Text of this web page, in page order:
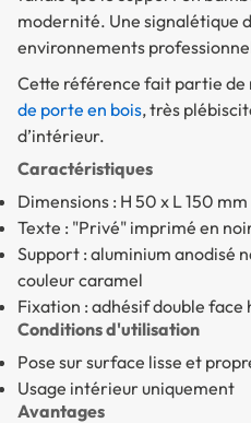
modernité. Une signalétique
environnements
Cette référence fait partie de
de porte en bois, très
d’intérieur.
Caractéristiques
Dimensions : H 50 x L 150 mm
Texte : "Privé" imprimé en
Support : aluminium anodisé
couleur caramel
Fixation : adhésif double face
Conditions d'utilisation
Pose sur surface lisse et
Usage intérieur uniquement
Avantages